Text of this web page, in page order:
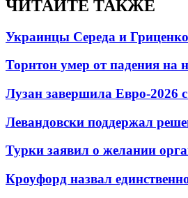
ЧИТАЙТЕ ТАКЖЕ
Украинцы Середа и
Торнтон умер от падения на
Лузан завершила Евро-2026
Левандовски поддержал
Турки заявил о желании
Кроуфорд назвал